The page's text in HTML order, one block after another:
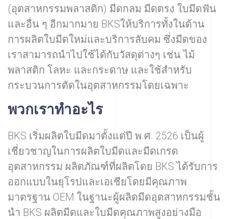
(อุตสาหกรรมพลาสติก) มีดกลม มีดตรง ใบมีดฟัน
และอื่น ๆ อีกมากมาย BKSให้บริการทั้งในด้าน
การผลิตใบมีดใหม่และบริการลับคม ซึ่งมีดของ
เราสามารถนำไปใช้ได้กับวัสดุต่างๆ เช่น ไม้
พลาสติก โลหะ และกระดาษ และใช้สำหรับ
กระบวนการตัดในอุตสาหกรรมโดยเฉพาะ
พวกเราทำอะไร
BKS เริ่มผลิตใบมีดมาตั้งแต่ปี พ.ศ. 2526 เป็นผู้
เชี่ยวชาญในการผลิตใบมีดและมีดเกรด
อุตสาหกรรม ผลิตภัณฑ์ที่ผลิตโดย BKS ได้รับการ
ออกแบบในยุโรปและเอเชียโดยมีคุณภาพ
มาตรฐาน OEM ในฐานะผู้ผลิตมีดอุตสาหกรรมชั้น
นำ BKS ผลิตมีดและใบมีดคุณภาพสูงอย่างมือ